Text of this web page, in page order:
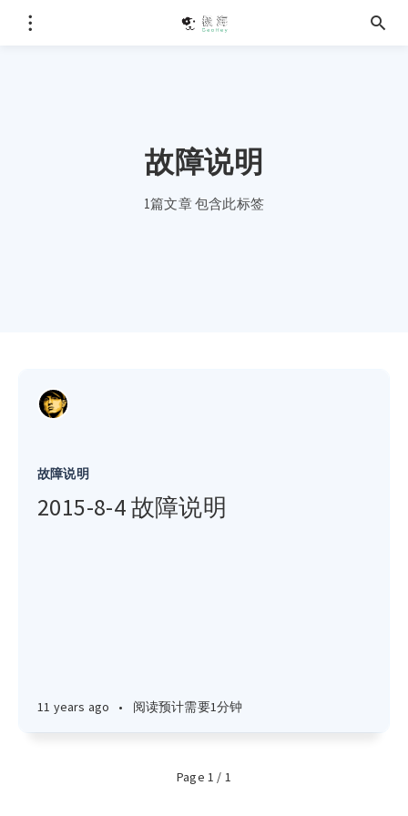
故障说明
1篇文章 包含此标签
故障说明
2015-8-4 故障说明
11 years ago • 阅读预计需要1分钟
Page 1 / 1